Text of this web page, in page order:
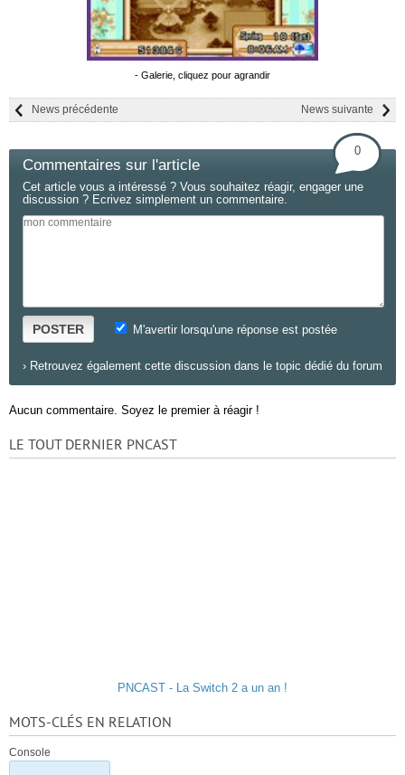
- Galerie, cliquez pour agrandir
News suivante
News précédente
Commentaires sur l'article
0
Cet article vous a intéressé ? Vous souhaitez réagir, engager une
discussion ? Ecrivez simplement un commentaire.
POSTER M'avertir lorsqu'une réponse est postée
› Retrouvez également cette discussion dans le topic dédié du forum
Aucun commentaire. Soyez le premier à réagir !
LE TOUT DERNIER PNCAST
PNCAST - La Switch 2 a un an !
MOTS-CLÉS EN RELATION
Console